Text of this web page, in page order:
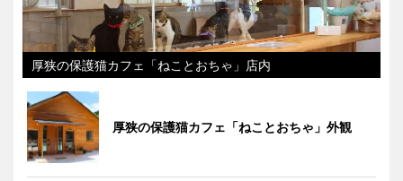
厚狭の保護猫カフェ「ねことおちゃ」店内
厚狭の保護猫カフェ「ねことおちゃ」外観